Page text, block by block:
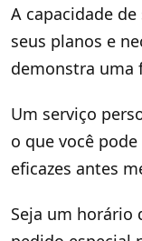
A capacidade
seus planos e
demonstra uma
Um serviço
o que você
eficazes antes
Seja um horário